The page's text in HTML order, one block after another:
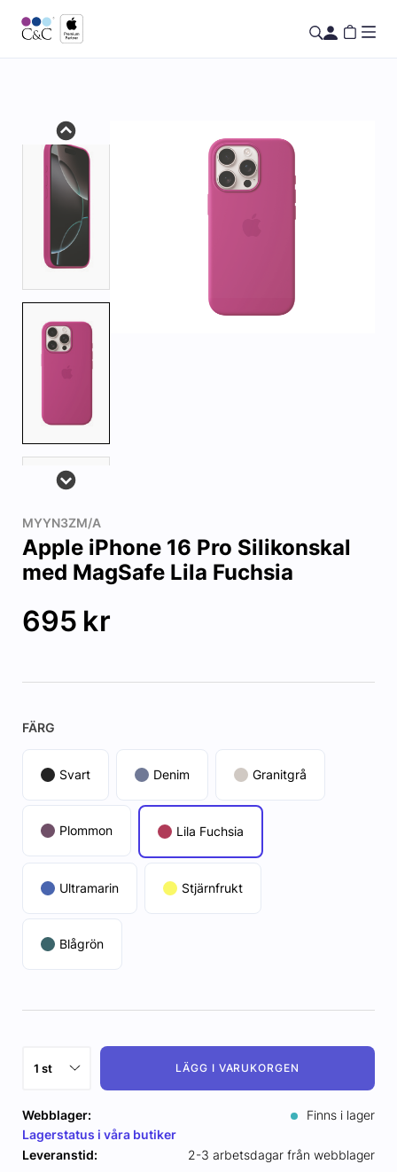
MYYN3ZM/A
Apple iPhone 16 Pro Silikonskal
med MagSafe Lila Fuchsia
695 kr
FÄRG
Svart Denim Granitgrå
Plommon Lila Fuchsia
Ultramarin Stjärnfrukt
Blågrön
LÄGG I VARUKORGEN
Webblager:
Finns i lager
Lagerstatus i våra butiker
Leveranstid:
2-3 arbetsdagar från webblager